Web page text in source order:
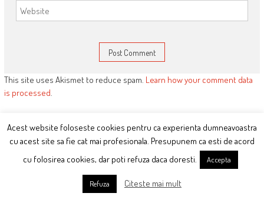
This site uses Akismet to reduce spam. Learn how your comment data
is processed.
Orban duce PNL la groapa pe
mana.ciutacu.ro
Acest website foloseste cookies pentru ca experienta dumneavoastra
cu acest site sa fie cat mai profesionala. Presupunem ca esti de acord
cu folosirea cookies, dar poti refuza daca doresti.
Accepta
Refuza Citeste mai mult